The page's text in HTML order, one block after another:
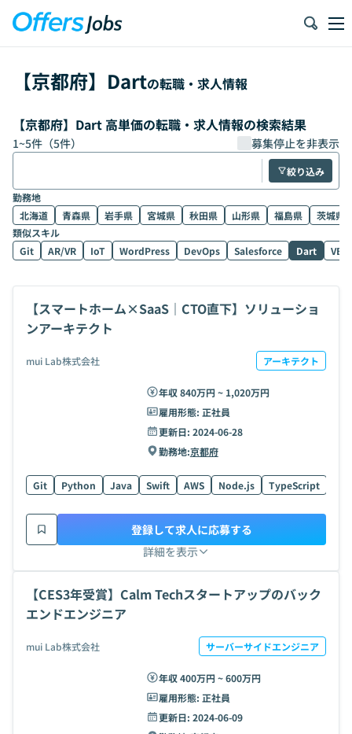
【京都府】 Dartの転職・求人情報
【京都府】Dart 高単価の転職・求人情報の検索結果
1~5件（5件） 募集停止を非表示
絞り込み
勤務地
北海道
青森県 岩手県 宮城県 秋田県 山形県 福島県
茨城県
類似スキル
Git
AR/VR IoT WordPress DevOps Salesforce Dart
【スマートホーム×SaaS｜CTO直下】ソリューショ
ンアーキテクト
mui Lab株式会社 アーキテクト
年収 840万円 ~ 1,020万円
雇用形態: 正社員
更新日: 2024-06-28
勤務地:京都府
Git Python Java Swift AWS Node.js TypeScript
詳細を表示
登録して求人に応募する
【CES3年受賞】Calm Techスタートアップのバック
エンドエンジニア
mui Lab株式会社 サーバーサイドエンジニア
年収 400万円 ~ 600万円
雇用形態: 正社員
更新日: 2024-06-09